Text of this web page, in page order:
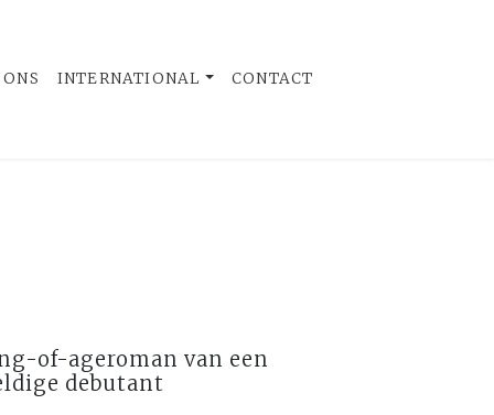
INTERNATIONAL CONTACT
of-ageroman van een
debutant